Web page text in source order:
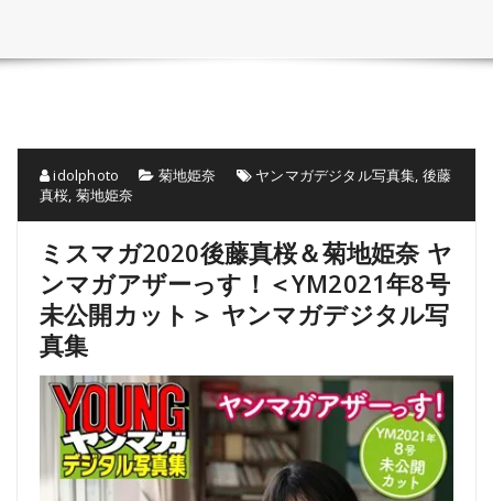
idolphoto 菊地姫奈 ヤンマガデジタル写真集, 後藤
真桜, 菊地姫奈
ミスマガ2020後藤真桜＆菊地姫奈 ヤ
ンマガアザーっす！＜YM2021年8号
未公開カット＞ ヤンマガデジタル写
真集